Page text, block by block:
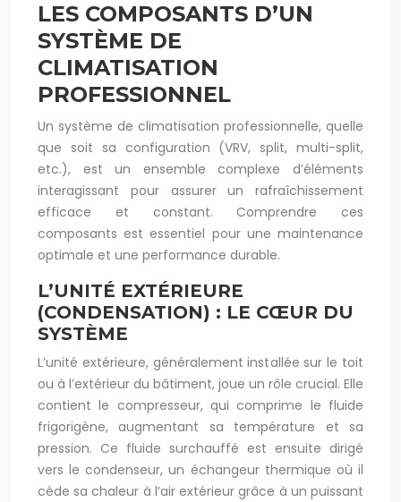
LES COMPOSANTS D’UN
SYSTÈME DE
CLIMATISATION
PROFESSIONNEL
Un système de climatisation professionnelle, quelle
que soit sa configuration (VRV, split, multi-split,
etc.), est un ensemble complexe d’éléments
interagissant pour assurer un rafraîchissement
efficace et constant. Comprendre ces
composants est essentiel pour une maintenance
optimale et une performance durable.
L’UNITÉ EXTÉRIEURE
(CONDENSATION) : LE CŒUR DU
SYSTÈME
L’unité extérieure, généralement installée sur le toit
ou à l’extérieur du bâtiment, joue un rôle crucial. Elle
contient le compresseur, qui comprime le fluide
frigorigène, augmentant sa température et sa
pression. Ce fluide surchauffé est ensuite dirigé
vers le condenseur, un échangeur thermique où il
cède sa chaleur à l’air extérieur grâce à un puissant